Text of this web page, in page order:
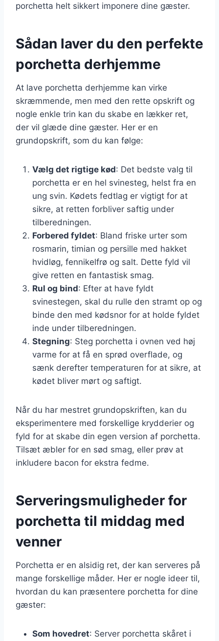
porchetta helt sikkert imponere dine gæster.
Sådan laver du den perfekte
porchetta derhjemme
At lave porchetta derhjemme kan virke
skræmmende, men med den rette opskrift og
nogle enkle trin kan du skabe en lækker ret,
der vil glæde dine gæster. Her er en
grundopskrift, som du kan følge:
Vælg det rigtige kød: Det bedste valg til
porchetta er en hel svinesteg, helst fra en
ung svin. Kødets fedtlag er vigtigt for at
sikre, at retten forbliver saftig under
tilberedningen.
Forbered fyldet: Bland friske urter som
rosmarin, timian og persille med hakket
hvidløg, fennikelfrø og salt. Dette fyld vil
give retten en fantastisk smag.
Rul og bind: Efter at have fyldt
svinestegen, skal du rulle den stramt op og
binde den med kødsnor for at holde fyldet
inde under tilberedningen.
Stegning: Steg porchetta i ovnen ved høj
varme for at få en sprød overflade, og
sænk derefter temperaturen for at sikre, at
kødet bliver mørt og saftigt.
Når du har mestret grundopskriften, kan du
eksperimentere med forskellige krydderier og
fyld for at skabe din egen version af porchetta.
Tilsæt æbler for en sød smag, eller prøv at
inkludere bacon for ekstra fedme.
Serveringsmuligheder for
porchetta til middag med
venner
Porchetta er en alsidig ret, der kan serveres på
mange forskellige måder. Her er nogle ideer til,
hvordan du kan præsentere porchetta for dine
gæster:
Som hovedret: Server porchetta skåret i